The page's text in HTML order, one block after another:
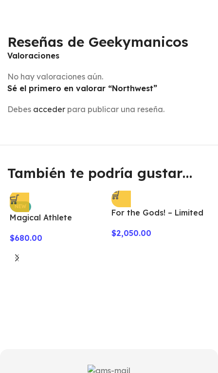
Reseñas de Geekymanicos
Valoraciones
No hay valoraciones aún.
Sé el primero en valorar “Northwest”
Debes acceder para publicar una reseña.
También te podría gustar…
NEW
Magical Athlete
$680.00
For the Gods! – Limited
$2,050.00